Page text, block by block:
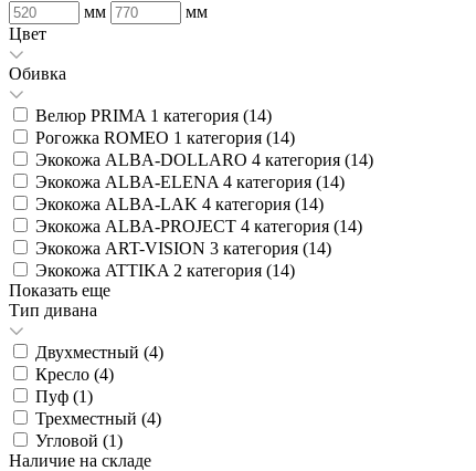
мм
мм
Цвет
Обивка
Велюр PRIMA 1 категория (14)
Рогожка ROMEO 1 категория (14)
Экокожа ALBA-DOLLARO 4 категория (14)
Экокожа ALBA-ELENA 4 категория (14)
Экокожа ALBA-LAK 4 категория (14)
Экокожа ALBA-PROJECT 4 категория (14)
Экокожа ART-VISION 3 категория (14)
Экокожа ATTIKA 2 категория (14)
Показать еще
Тип дивана
Двухместный (4)
Кресло (4)
Пуф (1)
Трехместный (4)
Угловой (1)
Наличие на складе